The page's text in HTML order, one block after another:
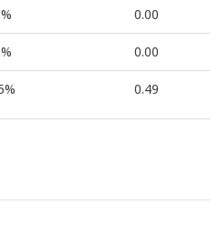
0.00
0.00
0.49